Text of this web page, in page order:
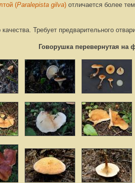
(Paralepista gilva)отличается более
Требует предварительного
Говорушка перевернутая на